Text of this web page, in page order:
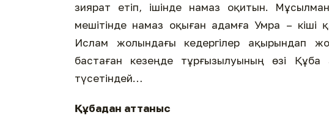
зиярат етіп, ішінде намаз оқитын.
мешітінде намаз оқыған адамға Умра –
Ислам жолындағы кедергілер ақырындап
бастаған кезеңде тұрғызылуының өзі
түсетіндей…
Құбадан аттаныс